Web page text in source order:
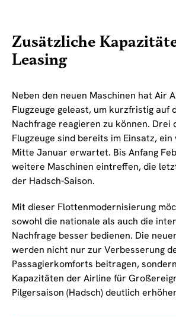
Zusätzliche
Leasing
Neben den neuen Maschinen hat Air
Flugzeuge geleast, um kurzfristig auf
Nachfrage reagieren zu können. Drei
Flugzeuge sind bereits im Einsatz,
Mitte Januar erwartet. Bis Anfang
weitere Maschinen eintreffen, die
der Hadsch-Saison.
Mit dieser Flottenmodernisierung
sowohl die nationale als auch die
Nachfrage besser bedienen. Die
werden nicht nur zur Verbesserung
Passagierkomforts beitragen,
Kapazitäten der Airline für
Pilgersaison (Hadsch) deutlich